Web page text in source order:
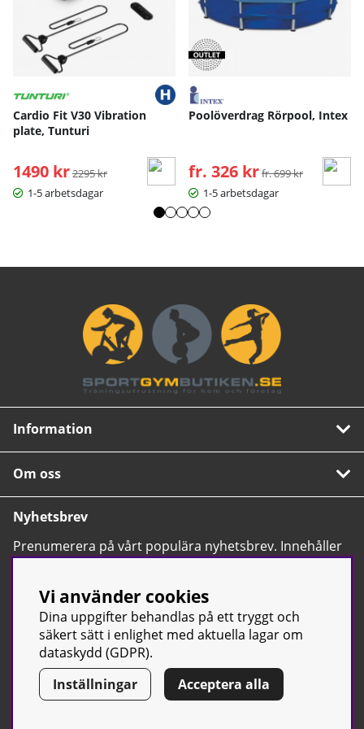
Cardio Fit V30 Vibration
plate, Tunturi
1490 kr Ordinarie pris:
2295 kr
1-5 arbetsdagar
Poolöverdrag Rörpool, Intex
fr. 326 kr Ordinarie pris:
fr. 699 kr
1-5 arbetsdagar
Information
Om oss
Nyhetsbrev
Prenumerera på vårt populära nyhetsbrev. Innehåller
tips, nyheter och våra allra bästa erbjudanden.
© Sport & Gym Butiken JTC AB | Kontakta oss| All rights reserved
| Org.nr: 556668-7058 | Tel: 0500-42 87 00
Vi använder cookies
Dina uppgifter behandlas på ett tryggt och
säkert sätt i enlighet med aktuella lagar om
dataskydd (GDPR).
Inställningar
Acceptera alla